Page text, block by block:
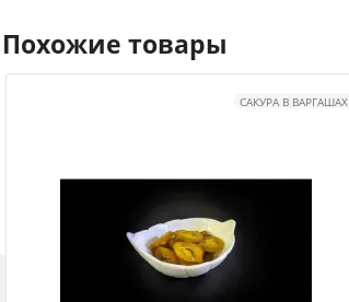
Похожие товары
САКУРА В ВАРГАШАХ